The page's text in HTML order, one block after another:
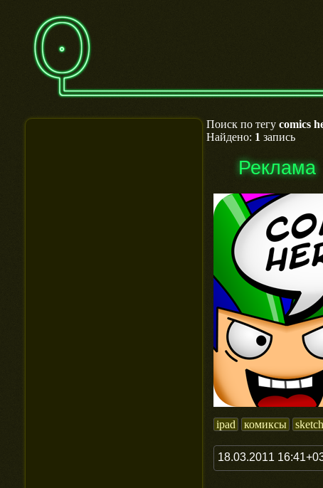
Поиск по тегу comics
Найдено: 1 запись
Реклама
ipad комиксы
18.03.2011